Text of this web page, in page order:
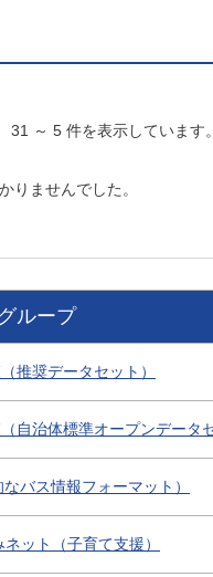
31 ～ 5 件を表示しています。
りませんでした。
ループ
推奨データセット）
自治体標準オープンデータ
バス情報フォーマット）
ット（子育て支援）